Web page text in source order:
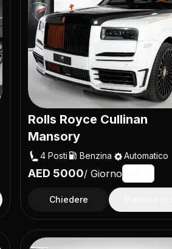
Rolls Royce Cullinan
Mansory
4 Posti Benzina Automatico
AED 5000/ Giorno
Chiedere